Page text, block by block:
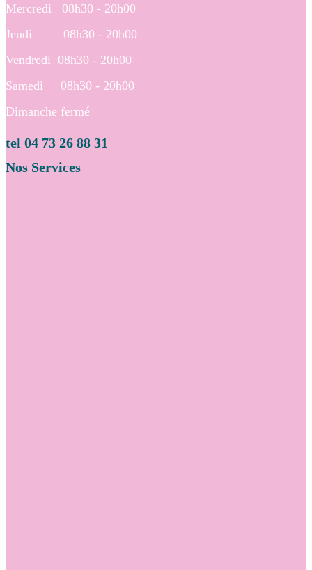
Mercredi 08h30 - 20h00
Jeudi 08h30 - 20h00
Vendredi 08h30 - 20h00
Samedi 08h30 - 20h00
Dimanche fermé
tel 04 73 26 88 31
Nos Services